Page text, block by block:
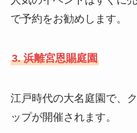
で予約をお勧めします。
3. 浜離宮恩賜庭園
江戸時代の大名庭園で、
ップが開催されます。